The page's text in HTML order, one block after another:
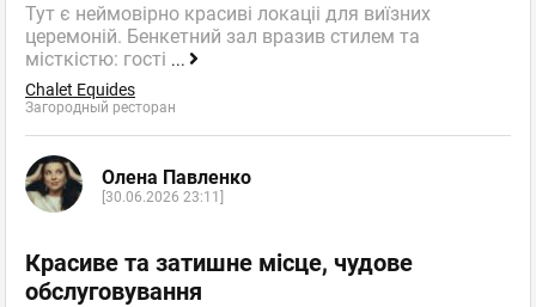
Тут є неймовірно красиві локаціі для виїзних
церемоній. Бенкетний зал вразив стилем та
місткістю: гості ...
Chalet Equides
Загородный ресторан
Олена Павленко
[30.06.2026 23:11]
Красиве та затишне місце, чудове
обслуговування